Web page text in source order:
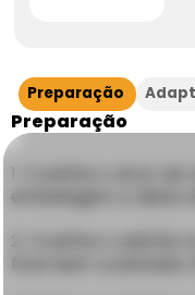
Preparação
Preparação
embalagem e deixe